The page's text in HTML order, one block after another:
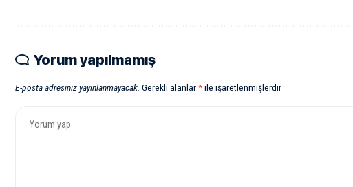
Yorum yapılmamış
E-posta adresiniz yayınlanmayacak. Gerekli alanlar*ile işaretlenmişlerdir